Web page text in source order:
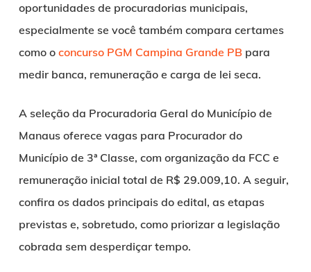
oportunidades de procuradorias municipais,
especialmente se você também compara certames
como o concurso PGM Campina Grande PB para
medir banca, remuneração e carga de lei seca.
A seleção da Procuradoria Geral do Município de
Manaus oferece vagas para Procurador do
Município de 3ª Classe, com organização da FCC e
remuneração inicial total de R$ 29.009,10. A seguir,
confira os dados principais do edital, as etapas
previstas e, sobretudo, como priorizar a legislação
cobrada sem desperdiçar tempo.